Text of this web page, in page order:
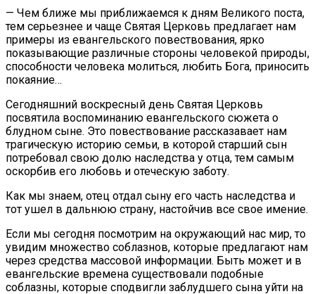
— Чем ближе мы приближаемся к дням Великого поста,
тем серьезнее и чаще Святая Церковь предлагает нам
примеры из евангельского повествования, ярко
показывающие различные стороны человекой природы,
способности человека молиться, любить Бога, приносить
покаяние…
Сегодняшний воскресный день Святая Церковь
посвятила воспоминанию евангельского сюжета о
блудном сыне. Это повествование рассказавает нам
трагическую историю семьи, в которой старший сын
потребовал свою долю наследства у отца, тем самым
оскорбив его любовь и отеческую заботу.
Как мы знаем, отец отдал сыну его часть наследства и
тот ушел в дальнюю страну, настойчив все свое имение.
Если мы сегодня посмотрим на окружающий нас мир, то
увидим множество соблазнов, которые предлагают нам
через средства массовой информации. Быть может и в
евангельские времена существовали подобные
соблазны, которые сподвигли заблудшего сына уйти на